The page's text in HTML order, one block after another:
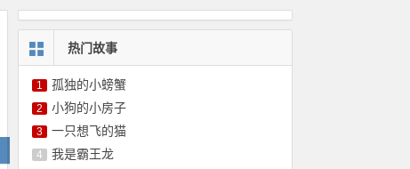
热门故事
1 孤独的小螃蟹
2 小狗的小房子
3 一只想飞的猫
4 我是霸王龙